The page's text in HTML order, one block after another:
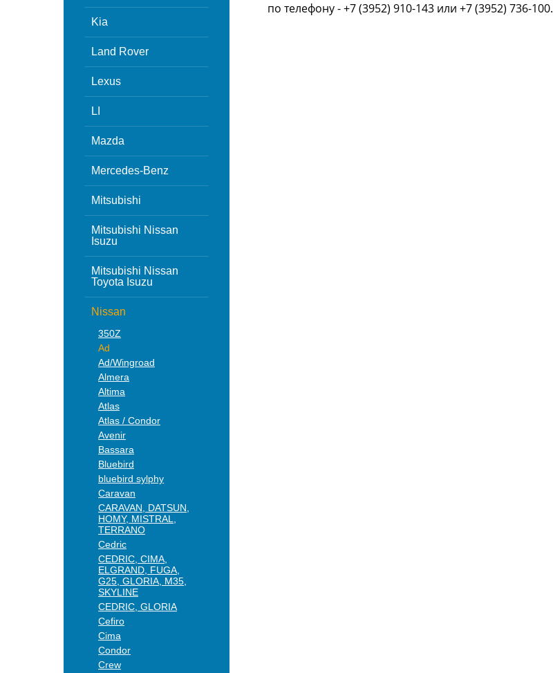
Kia
Land Rover
Lexus
LI
Mazda
Mercedes-Benz
Mitsubishi
Mitsubishi Nissan
Isuzu
Mitsubishi Nissan
Toyota Isuzu
Nissan
350Z
Ad
Ad/Wingroad
Almera
Altima
Atlas
Atlas / Condor
Avenir
Bassara
Bluebird
bluebird sylphy
Caravan
CARAVAN, DATSUN,
HOMY, MISTRAL,
TERRANO
Cedric
CEDRIC, CIMA,
ELGRAND, FUGA,
G25, GLORIA, M35,
SKYLINE
CEDRIC, GLORIA
Cefiro
Cima
Condor
Crew
по телефону - +7 (3952) 910-143 или +7 (3952) 736-100.